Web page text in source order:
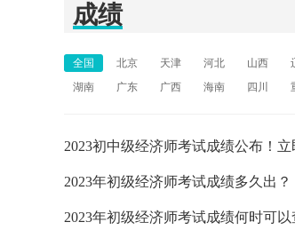
成绩
全国 北京 天津 河北 山西
湖南
广东 广西 海南 四川
2023初中级经济师考试成绩公布！立
2023年初级经济师考试成绩多久出？
2023年初级经济师考试成绩何时可以